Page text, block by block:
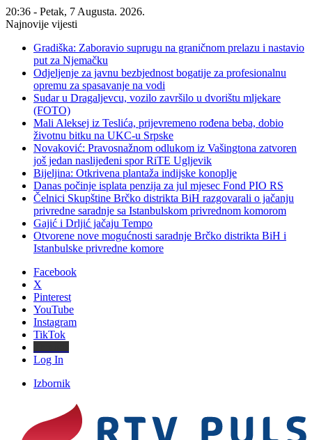
20:36 - Petak, 7 Augusta. 2026.
Najnovije vijesti
Gradiška: Zaboravio suprugu na graničnom prelazu i nastavio
put za Njemačku
Odjeljenje za javnu bezbjednost bogatije za profesionalnu
opremu za spasavanje na vodi
Sudar u Dragaljevcu, vozilo završilo u dvorištu mljekare
(FOTO)
Mali Aleksej iz Teslića, prijevremeno rođena beba, dobio
životnu bitku na UKC-u Srpske
Novaković: Pravosnažnom odlukom iz Vašingtona zatvoren
još jedan naslijeđeni spor RiTE Ugljevik
Bijeljina: Otkrivena plantaža indijske konoplje
Danas počinje isplata penzija za jul mjesec Fond PIO RS
Čelnici Skupštine Brčko distrikta BiH razgovarali o jačanju
privredne saradnje sa Istanbulskom privrednom komorom
Gajić i Drljić jačaju Tempo
Otvorene nove mogućnosti saradnje Brčko distrikta BiH i
Istanbulske privredne komore
Facebook
X
Pinterest
YouTube
Instagram
TikTok
Log In
Izbornik